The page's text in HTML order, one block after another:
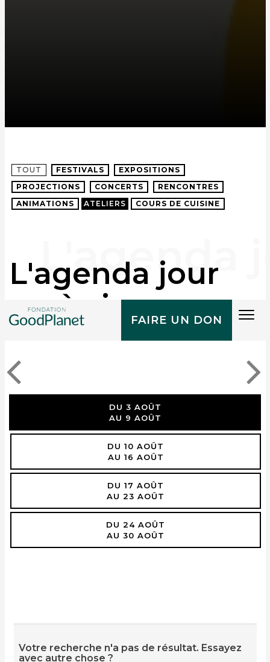
FAIRE UN DON
TOUT FESTIVALS
EXPOSITIONS
PROJECTIONS
CONCERTS
RENCONTRES
ANIMATIONS
ATELIERS COURS DE CUISINE
L'agenda jour
après jour
DU 3 AOÛT
AU 9 AOÛT
DU 10 AOÛT
AU 16 AOÛT
DU 17 AOÛT
AU 23 AOÛT
DU 24 AOÛT
AU 30 AOÛT
Votre recherche n'a pas de résultat. Essayez
avec autre chose ?